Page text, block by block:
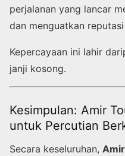
perjalanan yang lancar
dan menguatkan
Kepercayaan ini lahir
janji kosong.
Kesimpulan: Amir
untuk Percutian
Secara keseluruhan,